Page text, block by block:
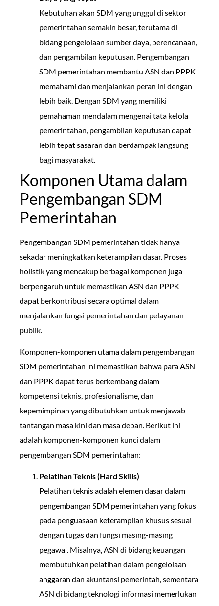
Kebutuhan akan SDM yang unggul di sektor
pemerintahan semakin besar, terutama di
bidang pengelolaan sumber daya, perencanaan,
dan pengambilan keputusan. Pengembangan
SDM pemerintahan membantu ASN dan PPPK
memahami dan menjalankan peran ini dengan
lebih baik. Dengan SDM yang memiliki
pemahaman mendalam mengenai tata kelola
pemerintahan, pengambilan keputusan dapat
lebih tepat sasaran dan berdampak langsung
bagi masyarakat.
Komponen Utama dalam
Pengembangan SDM
Pemerintahan
Pengembangan SDM pemerintahan tidak hanya
sekadar meningkatkan keterampilan dasar. Proses
holistik yang mencakup berbagai komponen juga
berpengaruh untuk memastikan ASN dan PPPK
dapat berkontribusi secara optimal dalam
menjalankan fungsi pemerintahan dan pelayanan
publik.
Komponen-komponen utama dalam pengembangan
SDM pemerintahan ini memastikan bahwa para ASN
dan PPPK dapat terus berkembang dalam
kompetensi teknis, profesionalisme, dan
kepemimpinan yang dibutuhkan untuk menjawab
tantangan masa kini dan masa depan. Berikut ini
adalah komponen-komponen kunci dalam
pengembangan SDM pemerintahan:
Pelatihan Teknis (Hard Skills)
Pelatihan teknis adalah elemen dasar dalam
pengembangan SDM pemerintahan yang fokus
pada penguasaan keterampilan khusus sesuai
dengan tugas dan fungsi masing-masing
pegawai. Misalnya, ASN di bidang keuangan
membutuhkan pelatihan dalam pengelolaan
anggaran dan akuntansi pemerintah, sementara
ASN di bidang teknologi informasi memerlukan